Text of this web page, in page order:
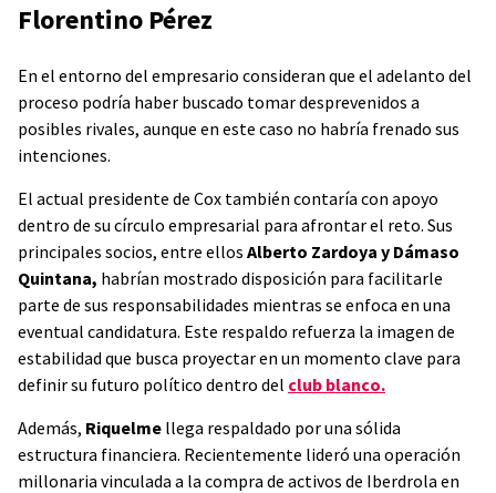
Florentino Pérez
En el entorno del empresario consideran que el adelanto del
proceso podría haber buscado tomar desprevenidos a
posibles rivales, aunque en este caso no habría frenado sus
intenciones.
El actual presidente de Cox también contaría con apoyo
dentro de su círculo empresarial para afrontar el reto. Sus
principales socios, entre ellos Alberto Zardoya y Dámaso
Quintana, habrían mostrado disposición para facilitarle
parte de sus responsabilidades mientras se enfoca en una
eventual candidatura. Este respaldo refuerza la imagen de
estabilidad que busca proyectar en un momento clave para
definir su futuro político dentro del club blanco.
Además, Riquelme llega respaldado por una sólida
estructura financiera. Recientemente lideró una operación
millonaria vinculada a la compra de activos de Iberdrola en